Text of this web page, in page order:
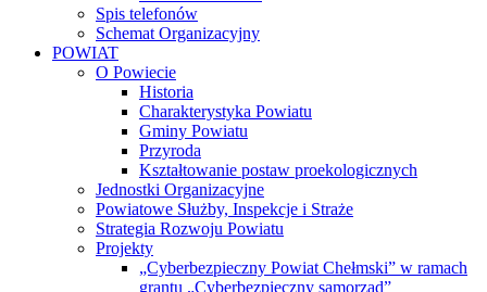
Spis telefonów
Schemat Organizacyjny
POWIAT
O Powiecie
Historia
Charakterystyka Powiatu
Gminy Powiatu
Przyroda
Kształtowanie postaw proekologicznych
Jednostki Organizacyjne
Powiatowe Służby, Inspekcje i Straże
Strategia Rozwoju Powiatu
Projekty
„Cyberbezpieczny Powiat Chełmski” w ramach
grantu „Cyberbezpieczny samorząd”